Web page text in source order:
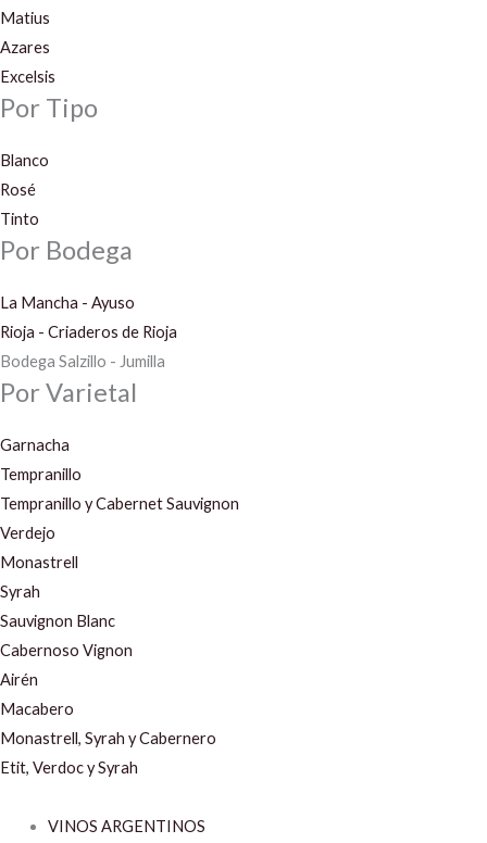
Matius
Azares
Excelsis
Por Tipo
Blanco
Rosé
Tinto
Por Bodega
La Mancha - Ayuso
Rioja - Criaderos de Rioja
Bodega Salzillo - Jumilla
Por Varietal
Garnacha
Tempranillo
Tempranillo y Cabernet Sauvignon
Verdejo
Monastrell
Syrah
Sauvignon Blanc
Cabernoso Vignon
Airén
Macabero
Monastrell, Syrah y Cabernero
Etit, Verdoc y Syrah
VINOS ARGENTINOS